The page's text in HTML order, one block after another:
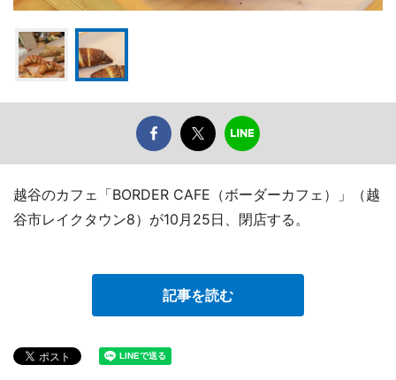
越谷のカフェ「BORDER CAFE（ボーダーカフェ）」（越
谷市レイクタウン8）が10月25日、閉店する。
記事を読む